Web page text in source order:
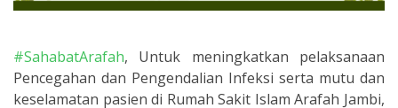
#SahabatArafah, Untuk meningkatkan pelaksanaan
Pencegahan dan Pengendalian Infeksi serta mutu dan
keselamatan pasien di Rumah Sakit Islam Arafah Jambi,